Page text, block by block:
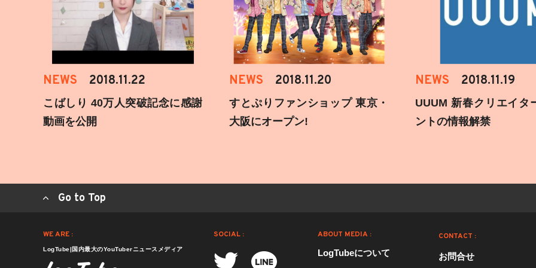
NEWS 2018.11.22
こばしり 40万人突破記念に感謝
動画を公開
NEWS 2018.11.20
すとぷりファンショップ 東京・
大阪にオープン!
NEWS 2018.11.19
UUUM 新春クリエイタ
ントの情報解禁
Go to Top
WE ARE :
LogTube|国内最大のYouTuberニュースメディア
SOCIAL : ABOUT MEDIA :
LogTubeについて
CONTACT :
お問合せ